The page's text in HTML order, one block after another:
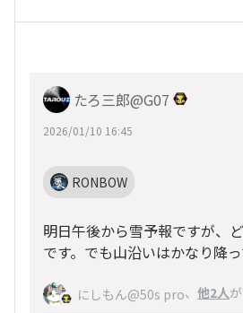
たろ三郎@G07
2026/01/10 16:45
RONBOW
明日午後から雪予報ですが、
です。でも山沿いはかなり降っ
にしもん@50s pro、 他2人